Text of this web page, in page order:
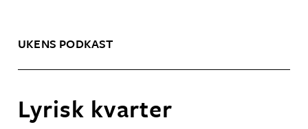
UKENS PODKAST
Lyrisk kvarter